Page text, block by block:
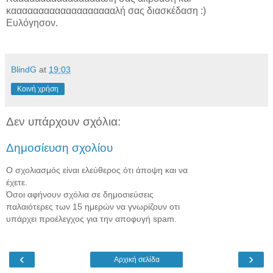
καααααααααααααααααααλή σας διασκέδαση :)
Ευλόγησον.
BlindG at 19:03
Κοινή χρήση
Δεν υπάρχουν σχόλια:
Δημοσίευση σχολίου
Ο σχολιασμός είναι ελεύθερος ότι άποψη και να
έχετε.
Όσοι αφήνουν σχόλια σε δημοσιεύσεις
παλαιότερες των 15 ημερών να γνωρίζουν οτι
υπάρχει προέλεγχος για την αποφυγή spam.
‹ ›
Αρχική σελίδα